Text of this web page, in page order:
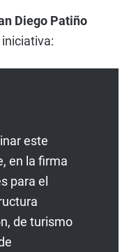
Diego Patiño
este
en la firma
para el
de turismo